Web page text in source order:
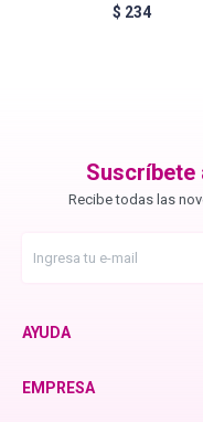
$ 234
Suscríbete
Recibe todas las
AYUDA
EMPRESA
BC Bonacure - Color
Fibre Clinix
Violetta - Pomelo
Violetta - Frutos Rojos